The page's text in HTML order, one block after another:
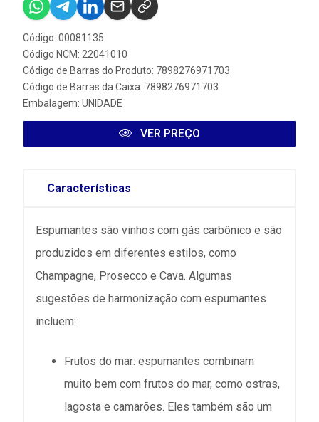
Código: 00081135
Código NCM: 22041010
Código de Barras do Produto: 7898276971703
Código de Barras da Caixa: 7898276971703
Embalagem: UNIDADE
VER PREÇO
Características
Espumantes são vinhos com gás carbônico e são
produzidos em diferentes estilos, como
Champagne, Prosecco e Cava. Algumas
sugestões de harmonização com espumantes
incluem:
Frutos do mar: espumantes combinam
muito bem com frutos do mar, como ostras,
lagosta e camarões. Eles também são um